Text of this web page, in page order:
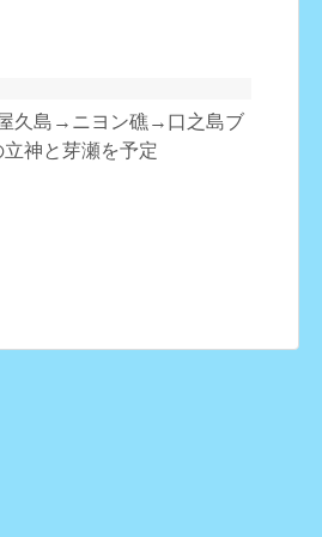
久島→ニヨン礁→口之島ブ
神と芽瀬を予定